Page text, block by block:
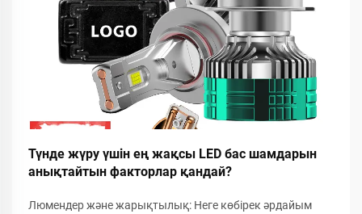
Түнде жүру үшін ең жақсы LED бас шамдарын
анықтайтын факторлар қандай?
Люмендер және жарықтылық: Неге көбірек әрдайым